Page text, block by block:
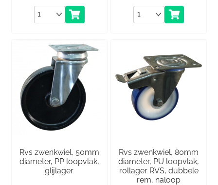
Aantal Aantal
Rvs zwenkwiel, 50mm
diameter, PP loopvlak,
glijlager
Rvs zwenkwiel, 80mm
diameter, PU loopvlak,
rollager RVS, dubbele
rem, naloop